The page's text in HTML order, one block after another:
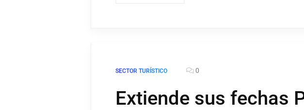
SECTOR TURÍSTICO 0
Extiende sus fechas